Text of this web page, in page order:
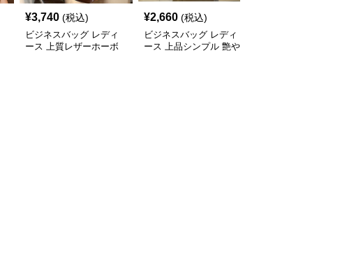
¥3,740 (税込)
ビジネスバッグ レディ
ース 上質レザーホーボ
¥2,660 (税込)
ビジネスバッグ レディ
ース 上品シンプル 艶や